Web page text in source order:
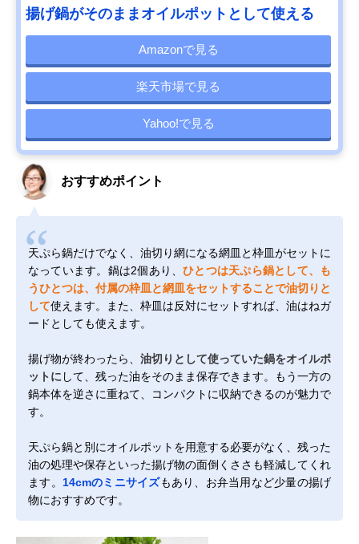
揚げ鍋がそのままオイルポットとして使える
Amazonで見る
楽天市場で見る
Yahoo!で見る
おすすめポイント
天ぷら鍋だけでなく、油切り網になる網皿と枠皿がセットに
なっています。鍋は2個あり、ひとつは天ぷら鍋として、も
うひとつは、付属の枠皿と網皿をセットすることで油切りと
して使えます。また、枠皿は反対にセットすれば、油はねガ
ードとしても使えます。
揚げ物が終わったら、 油切りとして使っていた鍋をオイルポ
ットに して、残った油をそのまま保存できます。もう一方の
鍋本体を逆さに重ねて、コンパクトに収納できるのが魅力で
す。
天ぷら鍋と別にオイルポットを用意する必要がなく、残った
油の処理や保存といった揚げ物の面倒くささも軽減してくれ
ます。 14cmのミニサイズもあり、お弁当用など少量の揚げ
物におすすめです。